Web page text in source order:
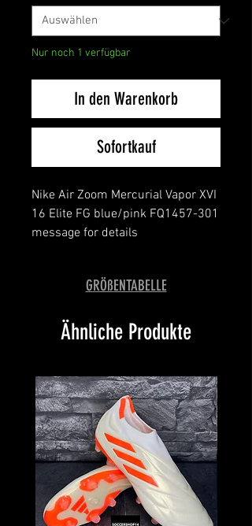
Nur noch 1 verfügbar
In den Warenkorb
Sofortkauf
Nike Air Zoom Mercurial Vapor XVI
16 Elite FG blue/pink FQ1457-301
message for details
GRÖßENTABELLE
Ähnliche Produkte